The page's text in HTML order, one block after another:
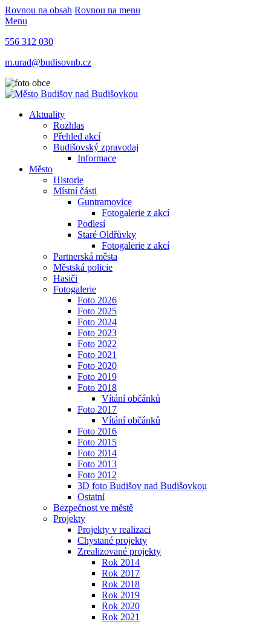
Rovnou na obsah Rovnou na menu
Menu
556 312 030
m.urad@budisovnb.cz
Aktuality
Rozhlas
Přehled akcí
Budišovský zpravodaj
Informace
Město
Historie
Místní části
Guntramovice
Fotogalerie z akcí
Podlesí
Staré Oldřůvky
Fotogalerie z akcí
Partnerská města
Městská policie
Hasiči
Fotogalerie
Foto 2026
Foto 2025
Foto 2024
Foto 2023
Foto 2022
Foto 2021
Foto 2020
Foto 2019
Foto 2018
Vítání občánků
Foto 2017
Vítání občánků
Foto 2016
Foto 2015
Foto 2014
Foto 2013
Foto 2012
3D foto Budišov nad Budišovkou
Ostatní
Bezpečnost ve městě
Projekty
Projekty v realizaci
Chystané projekty
Zrealizované projekty
Rok 2014
Rok 2017
Rok 2018
Rok 2019
Rok 2020
Rok 2021